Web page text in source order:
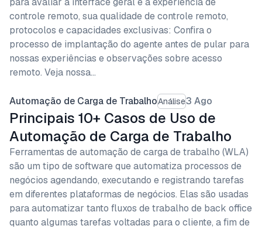
controle remoto, sua qualidade de controle remoto,
protocolos e capacidades exclusivas: Confira o
processo de implantação do agente antes de pular para
nossas experiências e observações sobre acesso
remoto. Veja nossa…
Automação de Carga de TrabalhoAnálise3 Ago
Principais 10+ Casos de Uso de
Automação de Carga de Trabalho
Ferramentas de automação de carga de trabalho (WLA)
são um tipo de software que automatiza processos de
negócios agendando, executando e registrando tarefas
em diferentes plataformas de negócios. Elas são usadas
para automatizar tanto fluxos de trabalho de back office
quanto algumas tarefas voltadas para o cliente, a fim de